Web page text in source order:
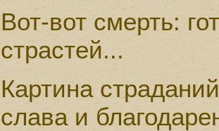
Вот-вот смерть:
страстей...
Картина
слава и